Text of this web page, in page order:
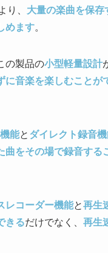
り、 大量の楽曲を保
めます。
の製品の小型軽量設計
に音楽を楽しむことが
能とダイレクト録音
曲をその場で録音する
レコーダー機能と再生
きるだけでなく、 再生